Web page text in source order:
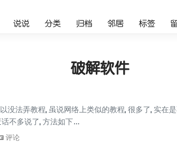
说说 分类 归档 邻居 标签
破解软件
没法弄教程, 虽说网络上类似的教程, 很多了, 实在
不多说了, 方法如下 ...
3 评论